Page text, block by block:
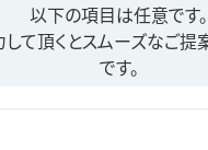
以下の項目は任意です。
して頂くとスムーズなご提
です。